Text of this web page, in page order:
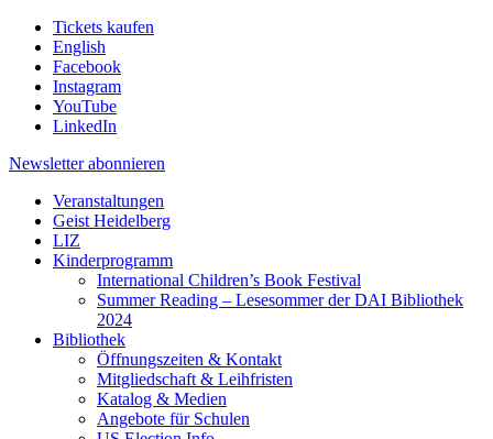
Tickets kaufen
English
Facebook
Instagram
YouTube
LinkedIn
Newsletter abonnieren
Veranstaltungen
Geist Heidelberg
LIZ
Kinderprogramm
International Children’s Book Festival
Summer Reading – Lesesommer der DAI Bibliothek
2024
Bibliothek
Öffnungszeiten & Kontakt
Mitgliedschaft & Leihfristen
Katalog & Medien
Angebote für Schulen